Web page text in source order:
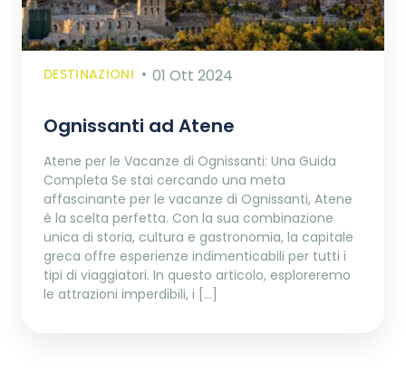
DESTINAZIONI 01 Ott 2024
Ognissanti ad Atene
Atene per le Vacanze di Ognissanti: Una Guida
Completa Se stai cercando una meta
affascinante per le vacanze di Ognissanti, Atene
è la scelta perfetta. Con la sua combinazione
unica di storia, cultura e gastronomia, la capitale
greca offre esperienze indimenticabili per tutti i
tipi di viaggiatori. In questo articolo, esploreremo
le attrazioni imperdibili, i […]